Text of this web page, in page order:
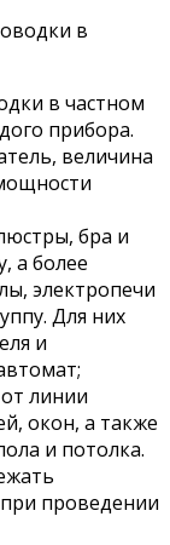
в
в частном
прибора.
величина
бра и
а более
электропечи
Для них
и
линии
окон, а также
и потолка.
проведении